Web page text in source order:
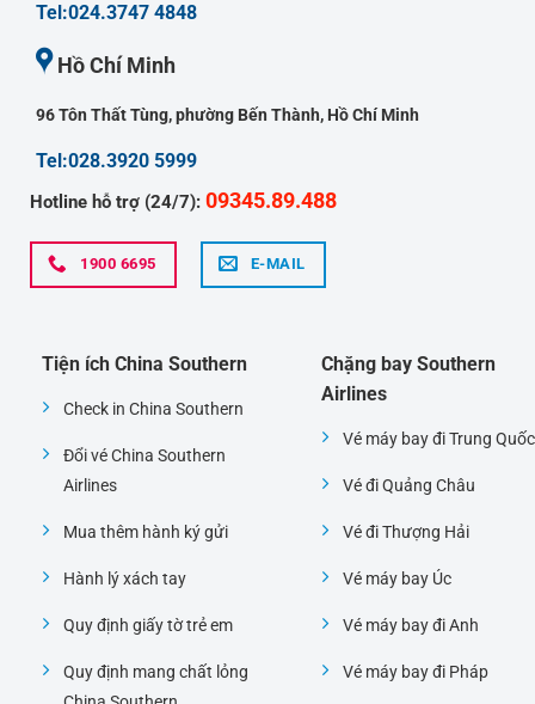
Tel:024.3747 4848
Hồ Chí Minh
96 Tôn Thất Tùng, phường Bến Thành, Hồ Chí Minh
Tel:028.3920 5999
Hotline hỗ trợ (24/7): 09345.89.488
1900 6695 E-MAIL
Tiện ích China Southern
Check in China Southern
Đổi vé China Southern
Airlines
Mua thêm hành ký gửi
Hành lý xách tay
Quy định giấy tờ trẻ em
Quy định mang chất lỏng
Chặng bay Southern
Airlines
Vé máy bay đi Trung Quốc
Vé đi Quảng Châu
Vé đi Thượng Hải
Vé máy bay Úc
Vé máy bay đi Anh
Vé máy bay đi Pháp